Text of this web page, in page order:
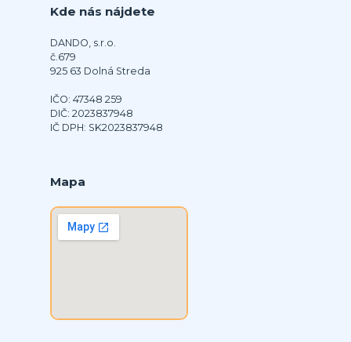
Kde nás nájdete
DANDO, s.r.o.
č.679
925 63 Dolná Streda
IČO: 47348 259
DIČ: 2023837948
IČ DPH: SK2023837948
Mapa